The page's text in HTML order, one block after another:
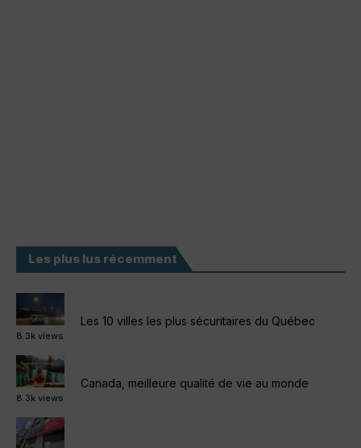
Les plus lus récemment
Les 10 villes les plus sécuritaires du Québec
8.3k views
Canada, meilleure qualité de vie au monde
8.3k views